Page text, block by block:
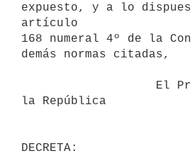
expuesto, y a lo
artículo
168 numeral 4º de la
demás normas citadas,
la República